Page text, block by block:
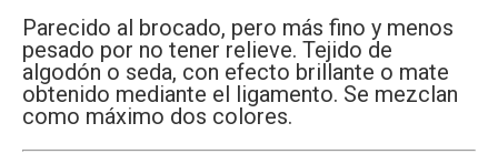
Parecido al brocado, pero más fino y menos
pesado por no tener relieve. Tejido de
algodón o seda, con efecto brillante o mate
obtenido mediante el ligamento. Se mezclan
como máximo dos colores.